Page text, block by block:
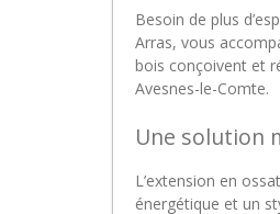
Besoin de plus
Arras, vous
bois conçoivent et
Avesnes-le-Comte.
Une solution
L’extension en
énergétique et un